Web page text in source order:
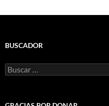
BUSCADOR
Buscar: